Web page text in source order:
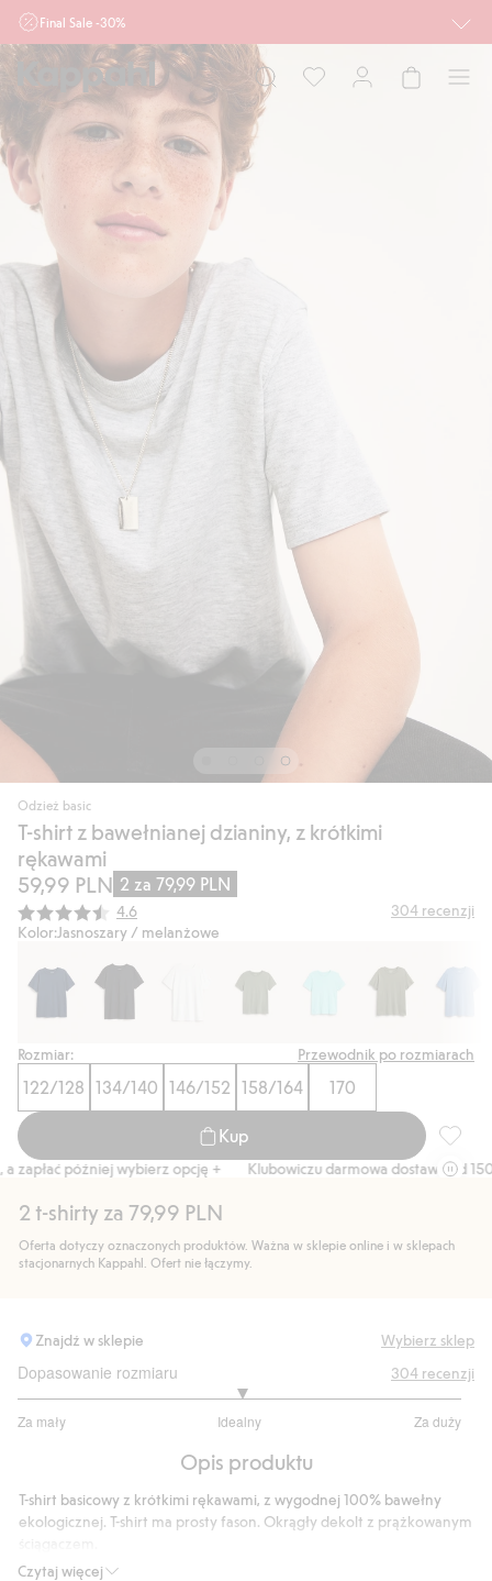
Final Sale -30%
Ważne przy zakupie min. 2 sztuk produktów włączonych w ofertę, również z
działu outlet do 10.8 w sklepach Kappahl i Newbie oraz na kappahl.com. Ofert
nie łączymy
Kobieta Mężczyzna Dziecko
Odzież basic
T-shirt z bawełnianej dzianiny, z krótkimi
rękawami
59,99 PLN 2 za 79,99 PLN
Średnia ocena:
4.6 304 recenzji
Kolor:Jasnoszary / melanżowe
Rozmiar: Przewodnik po rozmiarach
122/128 134/140 146/152 158/164 170
Kup
T-
później wybierz opcję + Klubowiczu darmowa dostawa od 150 zł
2 t-shirty za 79,99 PLN
Oferta dotyczy oznaczonych produktów. Ważna w sklepie online i w sklepach
stacjonarnych Kappahl. Ofert nie łączymy.
Znajdź w sklepie Wybierz sklep
Dopasowanie rozmiaru
Za mały Idealny Za duży
na
206
głosów
304 recenzji
Opis produktu
Czytaj więcej
T-shirt basicowy z krótkimi rękawami, z wygodnej 100% bawełny
ekologicznej. T-shirt ma prosty fason. Okrągły dekolt z prążkowanym
Prosty fason